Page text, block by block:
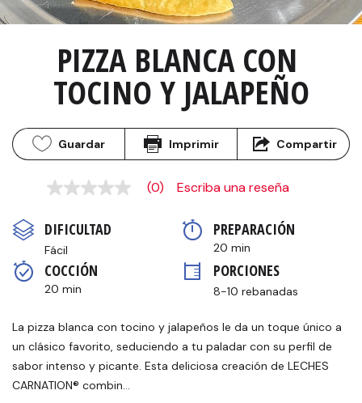
PIZZA BLANCA CON
TOCINO Y JALAPEÑO
Guardar Imprimir Compartir
Sin
en
la
misma
página.
(0) Escriba una reseña
DIFICULTAD
Fácil
PREPARACIÓN
20 min
COCCIÓN
20 min
PORCIONES
8-10 rebanadas
La pizza blanca con tocino y jalapeños le da un toque único a
un clásico favorito, seduciendo a tu paladar con su perfil de
sabor intenso y picante. Esta deliciosa creación de LECHES
CARNATION® combin…